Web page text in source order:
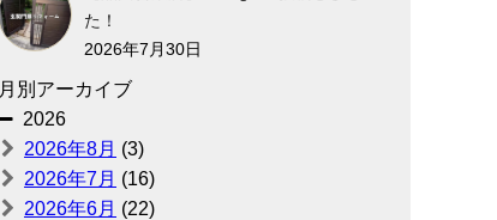
た！
2026年7月30日
月別アーカイブ
2026
2026年8月 (3)
2026年7月 (16)
2026年6月 (22)